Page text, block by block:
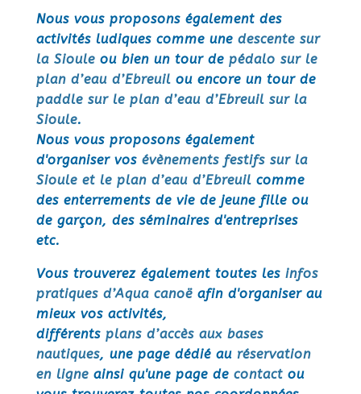
Nous vous proposons également des
activités ludiques comme une descente sur
la Siouleou bien un tour de pédalo sur le
plan d’eau d’Ebreuil ou encore un tour de
paddle sur le plan d’eau d’Ebreuil sur la
Sioule.
Nous vous proposons également
d'organiser vos évènements festifs sur la
Sioule et le plan d’eau d’Ebreuilcomme
des enterrements de vie de jeune fille ou
de garçon, des séminaires d'entreprises
etc.
Vous trouverez également toutes les infos
pratiques d’Aqua canoëafin d'organiser au
mieux vos activités,
différents plans d’accès aux bases
nautiques, une page dédié au réservation
en ligneainsi qu'une page de contactou